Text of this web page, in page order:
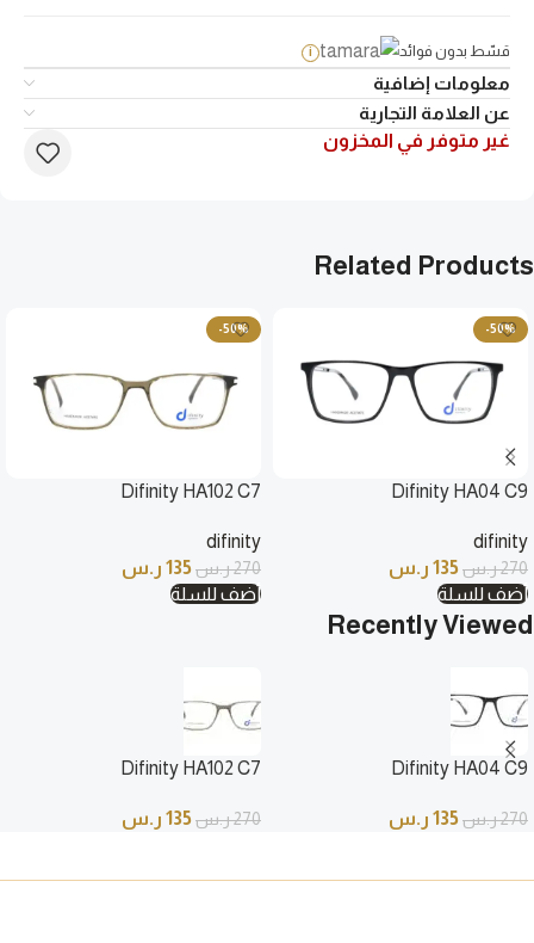
قسّط بدون فوائد i
معلومات إضافية
عن العلامة التجارية
غير متوفر في المخزون
Related Products
-50%
Difinity HA04 C9
difinity
270ر.س135 ر.س
أضف للسلة
-50%
Difinity HA102 C7
difinity
270ر.س135 ر.س
أضف للسلة
Recently Viewed
Difinity HA04 C9
270ر.س135 ر.س
Difinity HA102 C7
270ر.س135 ر.س